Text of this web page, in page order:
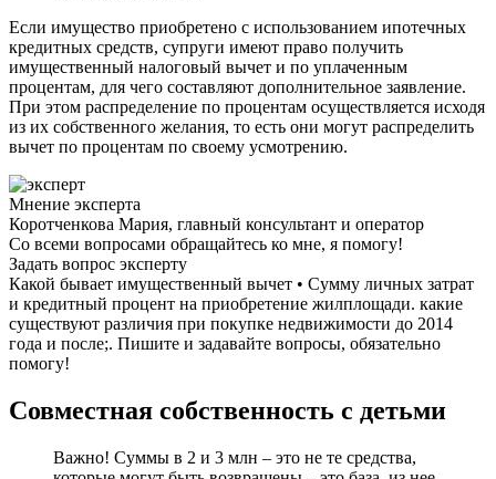
Если имущество приобретено с использованием ипотечных
кредитных средств, супруги имеют право получить
имущественный налоговый вычет и по уплаченным
процентам, для чего составляют дополнительное заявление.
При этом распределение по процентам осуществляется исходя
из их собственного желания, то есть они могут распределить
вычет по процентам по своему усмотрению.
Мнение эксперта
Коротченкова Мария, главный консультант и оператор
Со всеми вопросами обращайтесь ко мне, я помогу!
Задать вопрос эксперту
Какой бывает имущественный вычет • Сумму личных затрат
и кредитный процент на приобретение жилплощади. какие
существуют различия при покупке недвижимости до 2014
года и после;. Пишите и задавайте вопросы, обязательно
помогу!
Совместная собственность с детьми
Важно! Суммы в 2 и 3 млн – это не те средства,